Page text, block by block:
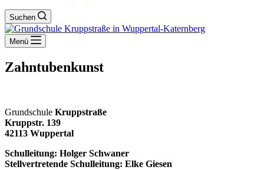
Suchen
Menü
Zahntubenkunst
Grundschule Kruppstraße
Kruppstr. 139
42113 Wuppertal
Schulleitung: Holger Schwaner
Stellvertretende Schulleitung: Elke Giesen